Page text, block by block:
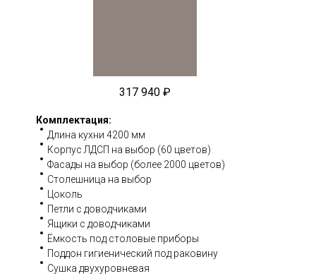
Комплектация:
Длина кухни 4200 мм
Корпус ЛДСП на выбор (60 цветов)
Фасады на выбор (более 2000 цветов)
Столешница на выбор
Цоколь
Петли с доводчиками
Ящики с доводчиками
Ёмкость под столовые приборы
Поддон гигиенический под раковину
Сушка двухуровневая
317 940 ₽